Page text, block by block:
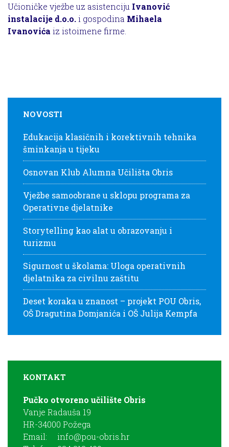
Učioničke vježbe uz asistenciju Ivanović
instalacije d.o.o.i gospodina Mihaela
Ivanovića iz istoimene firme.
NOVOSTI
Edukacija klasičnih i korektivnih tehnika
šminkanja u tijeku
Osnovan Klub Alumna Učilišta Obris
Vježbe samoobrane u sklopu programa za
Operativne djelatnike
Storytelling kao alat u obrazovanju i
turizmu
Sigurnost u školama: Uloga operativnih
djelatnika za civilnu zaštitu
Deset koraka u znanost – projekt POU Obris,
OŠ Dragutina Domjanića i OŠ Julija Kempfa
KONTAKT
Pučko otvoreno učilište Obris
Vanje Radauša 19
HR-34000 Požega
Email: info@pou-obris.hr